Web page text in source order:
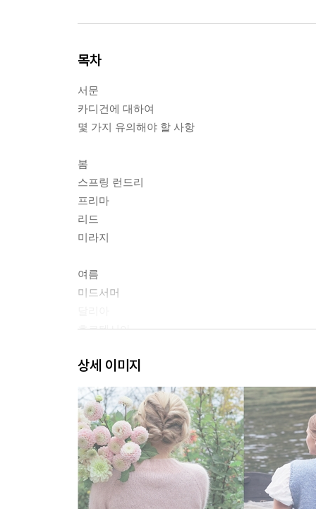
목차
서문
카디건에 대하여
몇 가지 유의해야 할 사항
봄
스프링 런드리
프리마
리드
미라지
여름
미드서머
호르텐시아
마르탈
순드보른
노블
레거시
시스터후드
리오라
상세 이미지